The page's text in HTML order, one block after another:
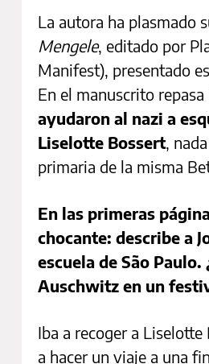
La autora ha plasmado
Mengele, editado por
Manifest), presentado
En el manuscrito repasa
ayudaron al nazi a
Liselotte Bossert,
primaria de la misma
En las primeras
chocante: describe a
escuela de São
Auschwitz en un
Iba a recoger a
a hacer un viaje a una